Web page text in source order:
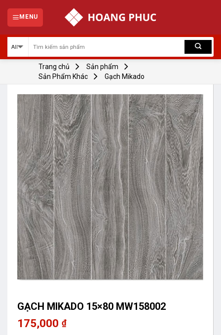
content
MENU
Trang chủ
Sản phẩm
Sản Phẩm Khác
Gạch Mikado
GẠCH MIKADO 15×80 MW158002
175,000 ₫